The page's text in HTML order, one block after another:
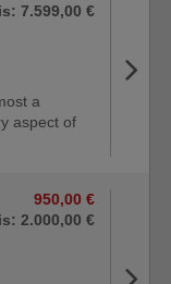
7.599,00 €
a
aspect of
950,00 €
2.000,00 €